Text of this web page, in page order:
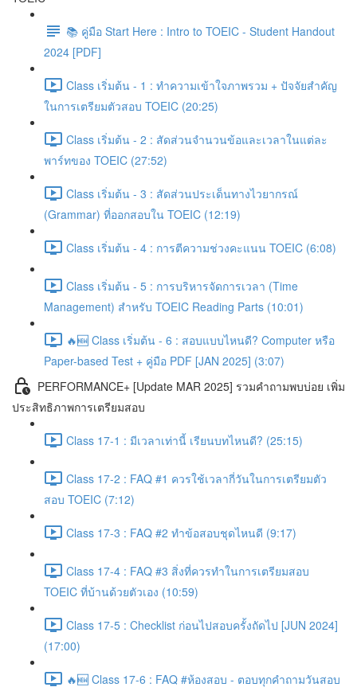
📚 คู่มือ Start Here : Intro to TOEIC - Student Handout
2024 [PDF]
Class เริ่มต้น - 1 : ทำความเข้าใจภาพรวม + ปัจจัยสำคัญ
ในการเตรียมตัวสอบ TOEIC (20:25)
Class เริ่มต้น - 2 : สัดส่วนจำนวนข้อและเวลาในแต่ละ
พาร์ทของ TOEIC (27:52)
Class เริ่มต้น - 3 : สัดส่วนประเด็นทางไวยากรณ์
(Grammar) ที่ออกสอบใน TOEIC (12:19)
Class เริ่มต้น - 4 : การตีความช่วงคะแนน TOEIC (6:08)
Class เริ่มต้น - 5 : การบริหารจัดการเวลา (Time
Management) สำหรับ TOEIC Reading Parts (10:01)
🔥🆕 Class เริ่มต้น - 6 : สอบแบบไหนดี? Computer หรือ
Paper-based Test + คู่มือ PDF [JAN 2025] (3:07)
PERFORMANCE+ [Update MAR 2025] รวมคำถามพบบ่อย เพิ่ม
ประสิทธิภาพการเตรียมสอบ
Class 17-1 : มีเวลาเท่านี้ เรียนบทไหนดี? (25:15)
Class 17-2 : FAQ #1 ควรใช้เวลากี่วันในการเตรียมตัว
สอบ TOEIC (7:12)
Class 17-3 : FAQ #2 ทำข้อสอบชุดไหนดี (9:17)
Class 17-4 : FAQ #3 สิ่งที่ควรทำในการเตรียมสอบ
TOEIC ที่บ้านด้วยตัวเอง (10:59)
Class 17-5 : Checklist ก่อนไปสอบครั้งถัดไป [JUN 2024]
(17:00)
🔥🆕 Class 17-6 : FAQ #ห้องสอบ - ตอบทุกคำถามวันสอบ